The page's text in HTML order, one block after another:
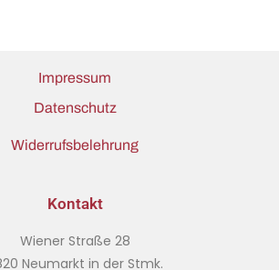
Impressum
Datenschutz
Widerrufsbelehrung
Kontakt
Wiener Straße 28
Neumarkt in der Stmk.